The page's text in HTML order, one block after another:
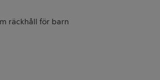
räckhåll för barn